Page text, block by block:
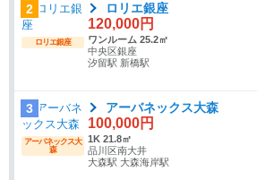
2
ロリエ銀座
ロリエ銀座
120,000円
ワンルーム 25.2㎡
中央区銀座
汐留駅 新橋駅
3
アーバネックス大
森
アーバネックス大森
100,000円
1K 21.8㎡
品川区南大井
大森駅 大森海岸駅